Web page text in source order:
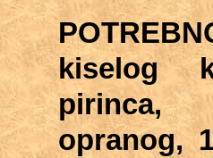
kiselog
pirinca,
opranog,